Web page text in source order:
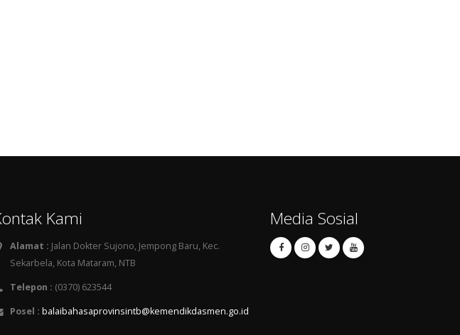
Kami
Alamat : Jalan Dokter Sujono, Jempong Baru, Kec.
Sekarbela, Kota Mataram, NTB
Telepon : (0370) 623544
Posel : balaibahasaprovinsintb@kemendikdasmen.go.id
Media Sosial